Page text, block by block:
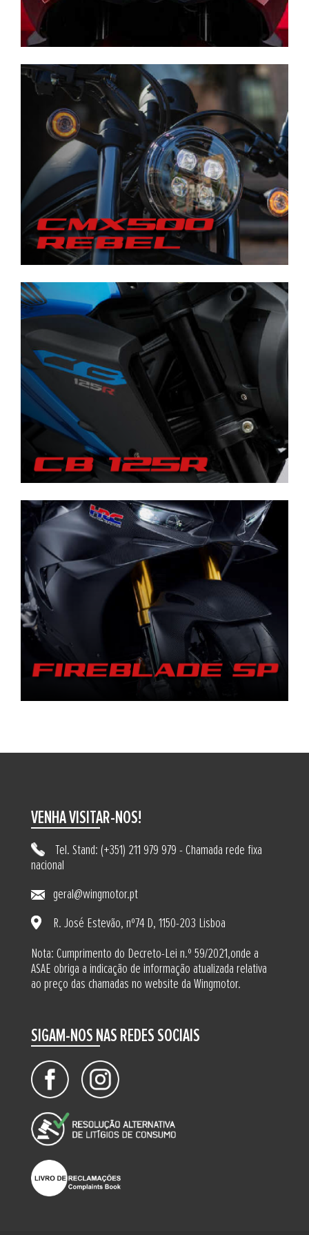
VENHA VISITAR-NOS!
Tel. Stand: (+351) 211 979 979 - Chamada rede fixa
nacional
geral@wingmotor.pt
R. José Estevão, nº74 D, 1150-203 Lisboa
Nota: Cumprimento do Decreto-Lei n.º 59/2021,onde a
ASAE obriga a indicação de informação atualizada relativa
ao preço das chamadas no website da Wingmotor.
SIGAM-NOS NAS REDES SOCIAIS